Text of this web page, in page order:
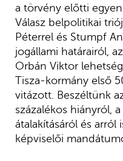
a törvény előtti
Válasz belpolitikai
Péterrel és Stumpf
jogállami határairól,
Orbán Viktor
Tisza-kormány első
vitázott. Beszéltünk
százalékos hiányról,
átalakításáról és arról
képviselői